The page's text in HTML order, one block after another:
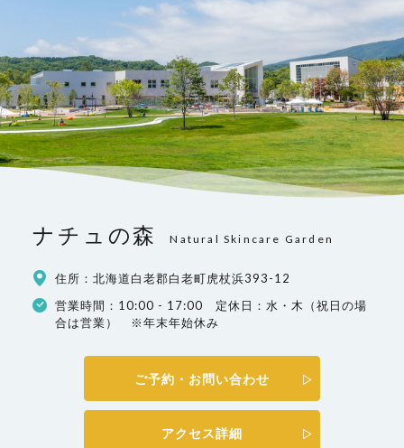
ナチュの森 Natural Skincare Garden
住所：北海道白老郡白老町虎杖浜393-12
営業時間：10:00 - 17:00 定休日：水・木（祝日の場
合は営業） ※年末年始休み
ご予約・お問い合わせ
アクセス詳細